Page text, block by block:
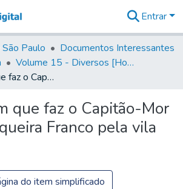
&
Coleções
Tudo na
Biblioteca
Estatísticas
Entrar
Paulo
Documentos Interessantes
Volume 15 - Diversos [Homenagens, termos e elevação de vila]
Homenagem que faz o Capitão-Mor Lucas de Siqueira Franco pela vila de Atibaia
que faz o Capitão-Mor
Franco pela vila
do item simplificado